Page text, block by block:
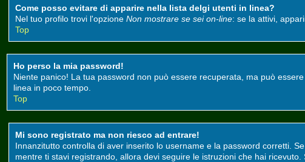
Come posso evitare di apparire nella lista delgi utenti in linea?
Nel tuo profilo trovi l'opzione Non mostrare se sei on-line: se la attivi,
Top
Ho perso la mia password!
Niente panico! La tua password non può essere recuperata, ma può
linea in poco tempo.
Top
Mi sono registrato ma non riesco ad entrare!
Innanzitutto controlla di aver inserito lo username e la password corretti.
mentre ti stavi registrando, allora devi seguire le istruzioni che hai